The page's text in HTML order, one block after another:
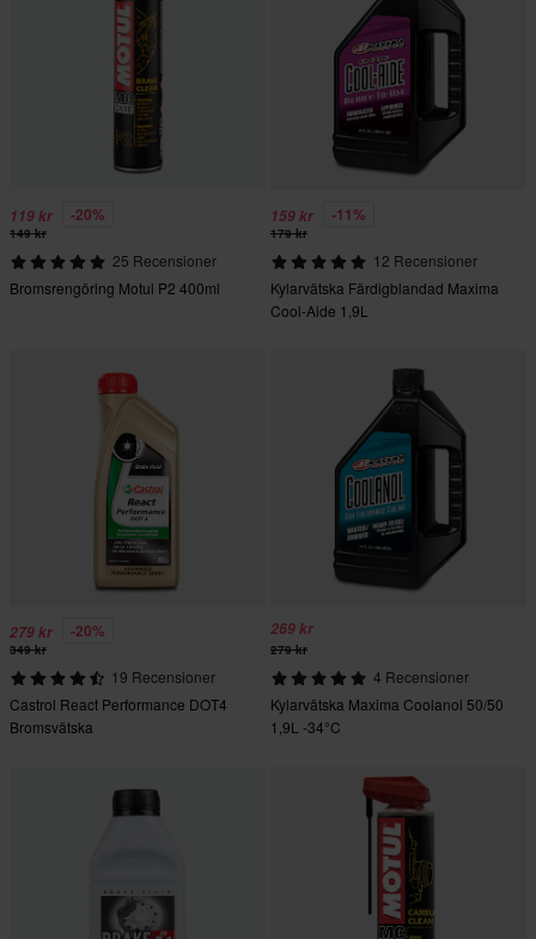
119 kr -20%
149 kr
25 Recensioner
Bromsrengöring Motul P2 400ml
159 kr -11%
179 kr
12 Recensioner
Kylarvätska Färdigblandad Maxima
Cool-Aide 1,9L
279 kr -20%
349 kr
19 Recensioner
Castrol React Performance DOT4
Bromsvätska
269 kr
279 kr
4 Recensioner
Kylarvätska Maxima Coolanol 50/50
1,9L -34°C